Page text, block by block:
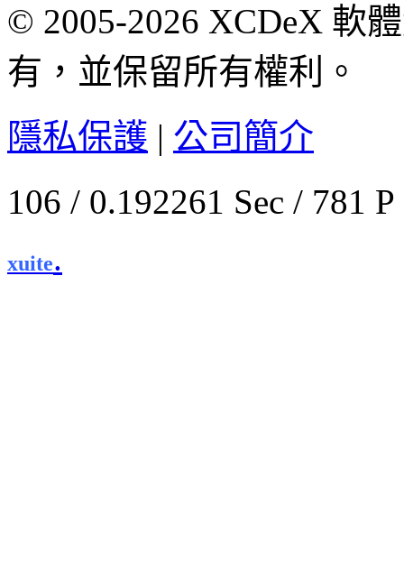
© 2005-2026 XCDeX 軟
有，並保留所有權利。
隱私保護 | 公司簡介
106 / 0.192261 Sec / 781
xuite.